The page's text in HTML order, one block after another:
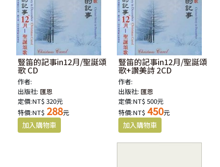
豎笛的記事in12月/聖誕頌
歌 CD
作者:
出版社: 匯恩
定價:NT$ 320元
特價:NT$ 288元
豎笛的記事in12月/聖誕頌
歌+讚美詩 2CD
作者:
出版社: 匯恩
定價:NT$ 500元
特價:NT$ 450元